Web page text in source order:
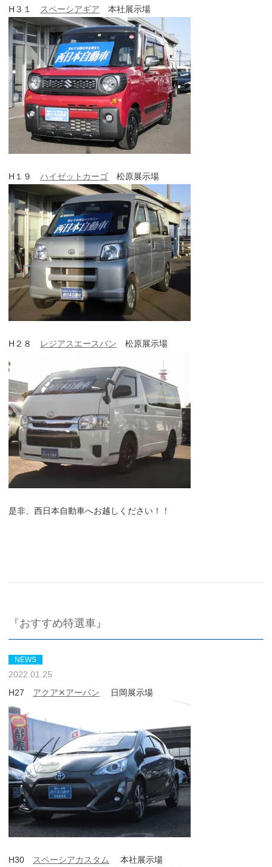
H３１ スペーシアギア 本社展示場
H１９ハイゼットカーゴ 松原展示場
H２８ レジアスエースバン 松原展示場
是非、西日本自動車へお越しください！！
『おすすめ特選車』
NEWS
2022.01.25
H27 アクア✕アーバン 日岡展示場
H30 スペーシアカスタム 本社展示場